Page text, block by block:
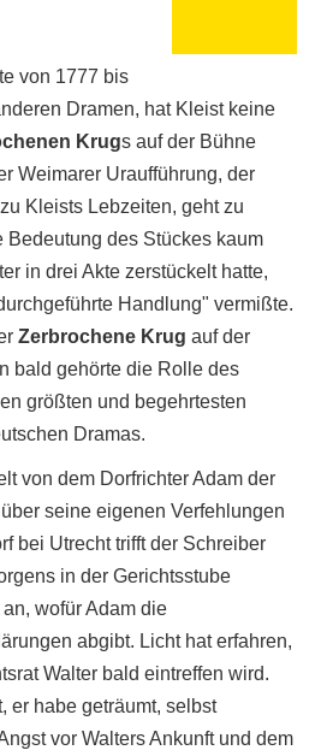
von 1777 bis
Dramen, hat Kleist keine
Krugs auf der Bühne
Weimarer Uraufführung, der
Kleists Lebzeiten, geht zu
Bedeutung des Stückes kaum
in drei Akte zerstückelt hatte,
Handlung" vermißte.
Zerbrochene Krug auf der
bald gehörte die Rolle des
größten und begehrtesten
Dramas.
von dem Dorfrichter Adam der
seine eigenen Verfehlungen
bei Utrecht trifft der Schreiber
in der Gerichtsstube
wofür Adam die
abgibt. Licht hat erfahren,
Walter bald eintreffen wird.
er habe geträumt, selbst
vor Walters Ankunft und dem